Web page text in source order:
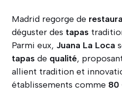
Madrid regorge de
déguster des tapas
Parmi eux, Juana La Loca
tapas de qualité,
allient tradition et
établissements comme 80